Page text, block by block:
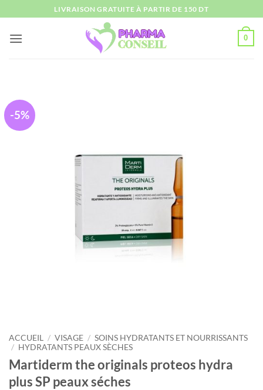
au
contenu
LIVRAISON GRATUITE À PARTIR DE 150 DT
0
-5%
ACCUEIL / VISAGE / SOINS HYDRATANTS ET NOURRISSANTS
/ HYDRATANTS PEAUX SÈCHES
Martiderm the originals proteos hydra
plus SP peaux séches